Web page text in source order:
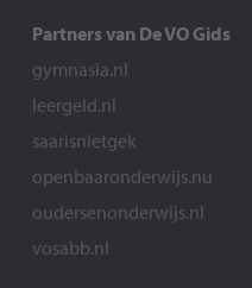
Partners van De VO Gids
gymnasia.nl
leergeld.nl
saarisnietgek
openbaaronderwijs.nu
oudersenonderwijs.nl
vosabb.nl